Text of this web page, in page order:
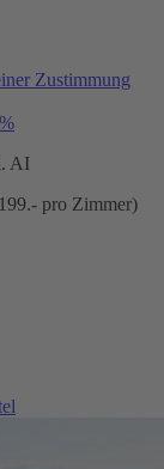
Zustimmung
AI
pro Zimmer)